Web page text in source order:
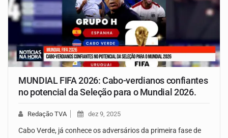
MUNDIAL FIFA 2026: Cabo-verdianos confiantes
no potencial da Seleção para o Mundial 2026.
Redação TVA dez 9, 2025
Cabo Verde, já conhece os adversários da primeira fase de